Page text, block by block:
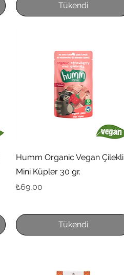
Tükendi
Hızlı Bakış
Humm Organic Vegan Çilekli
Mini Küpler 30 gr.
Fiyat
₺69,00
Tükendi